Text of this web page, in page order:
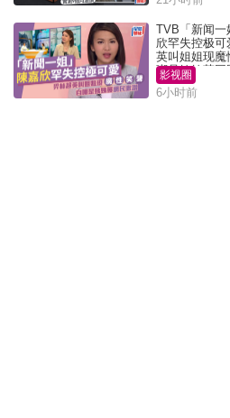
TVB「新闻一
欣罕失控极可爱 畀
英叫姐姐现魔
嘲是姨姨获网
影视圈
6小时前